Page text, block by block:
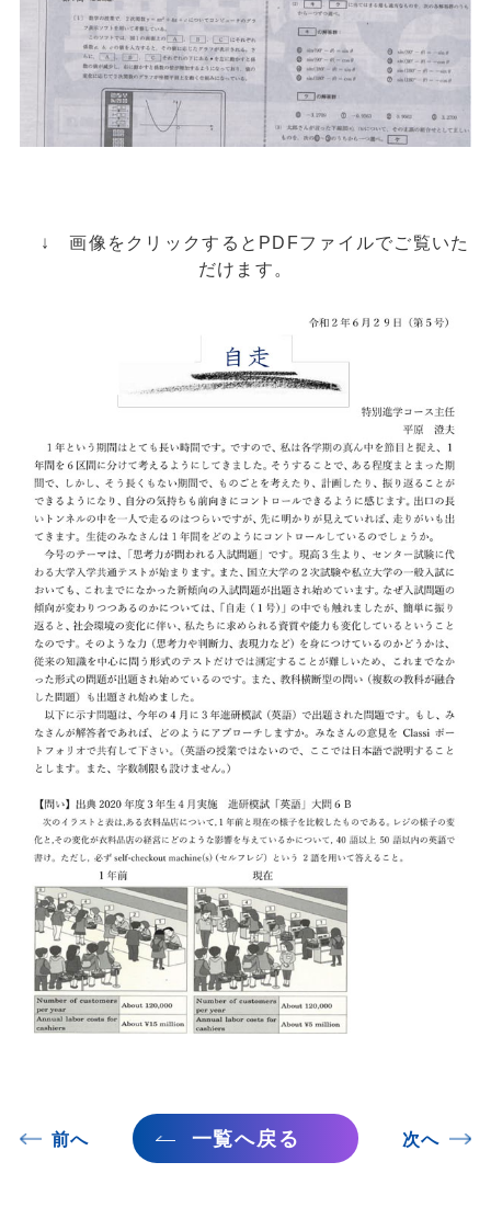
↓ 画像をクリックするとPDFファイルでご覧いた
だけます。
前へ 次へ
一覧へ戻る